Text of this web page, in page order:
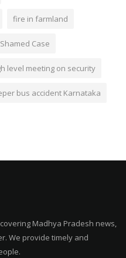
fire in farmland
Case
level meeting on security
bus accident Karnataka
Madhya Pradesh news,
We provide timely and